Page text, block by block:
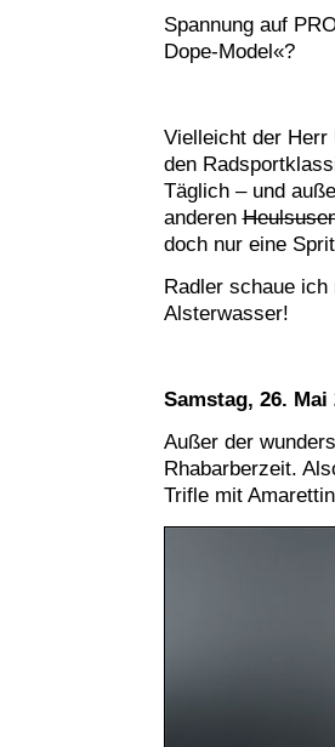
Spannung auf
Dope-Model«?
Vielleicht der Herr
den
Täglich – und
anderen
doch nur eine
Radler schaue
Alsterwasser!
Samstag, 26. Mai
Außer der
Rhabarberzeit.
Trifle mit